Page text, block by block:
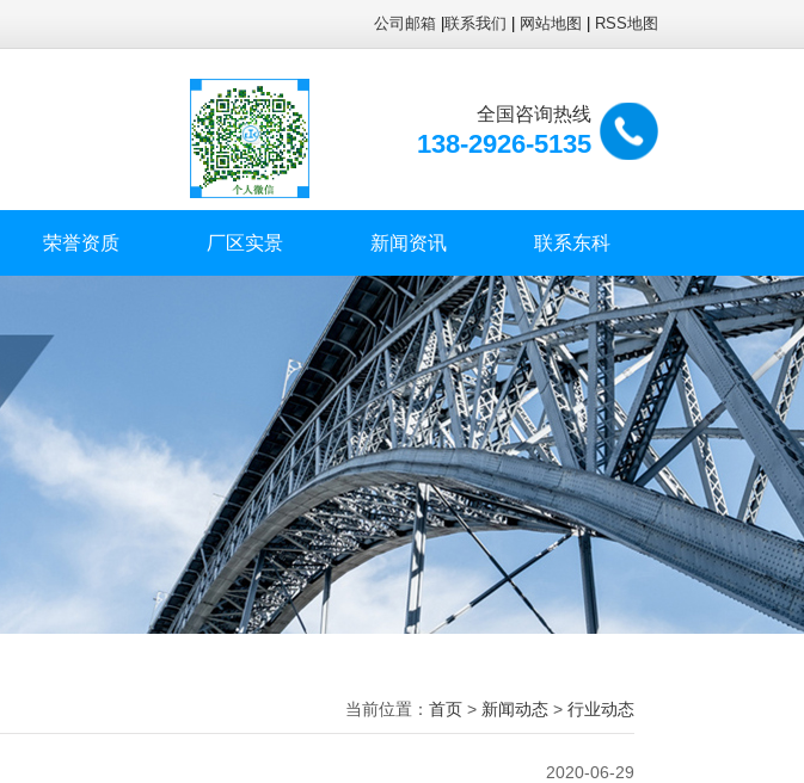
公司邮箱 联系我们 网站地图 RSS地图
全国咨询热线
138-2926-5135
荣誉资质 厂区实景 新闻资讯 联系东科
当前位置： 首页 > 新闻动态 > 行业动态
2020-06-29